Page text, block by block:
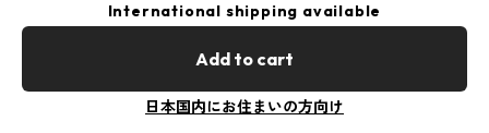
International shipping available
Add to cart
日本国内にお住まいの方向け